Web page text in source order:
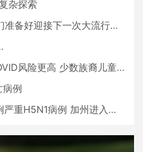
杂探索
好迎接下一次大流行了吗？
险更高 少数族裔儿童存在差异
病例
病例 加州进入紧急状态